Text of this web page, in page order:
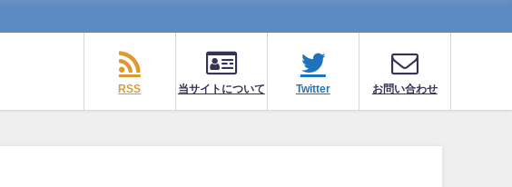
RSS 当サイトについて Twitter お問い合わせ